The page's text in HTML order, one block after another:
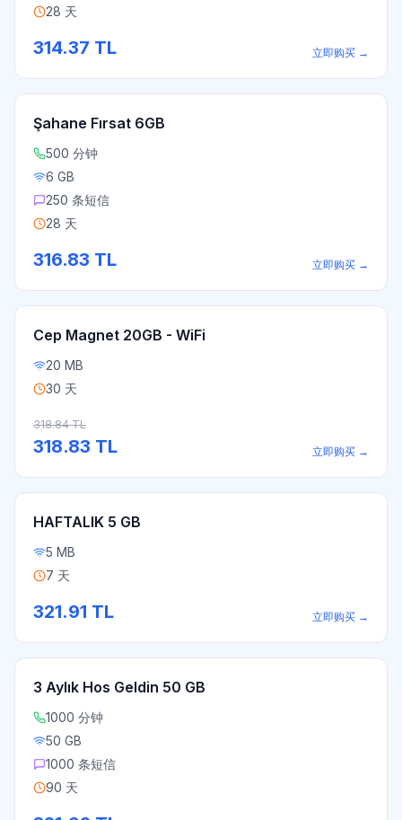
28 天
314.37 TL 立即购买 →
Şahane Fırsat 6GB
500 分钟
6 GB
250 条短信
28 天
316.83 TL 立即购买 →
Cep Magnet 20GB - WiFi
20 MB
30 天
318.84TL
318.83 TL 立即购买 →
HAFTALIK 5 GB
5 MB
7 天
321.91 TL 立即购买 →
3 Aylık Hos Geldin 50 GB
1000 分钟
50 GB
1000 条短信
90 天